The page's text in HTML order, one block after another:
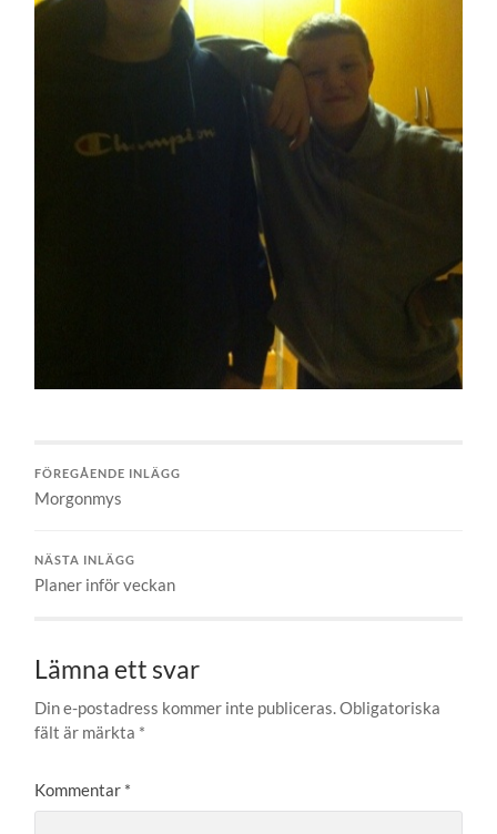
FÖREGÅENDE INLÄGG
Morgonmys
NÄSTA INLÄGG
Planer inför veckan
Lämna ett svar
Din e-postadress kommer inte publiceras.Obligatoriska
fält är märkta *
Kommentar *